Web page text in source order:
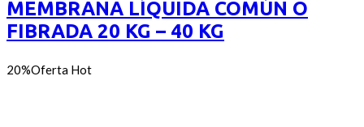
$2.350
hasta
$4.500
MEMBRANA LÍQUIDA COMÚN O
FIBRADA 20 KG – 40 KG
20%Oferta Hot